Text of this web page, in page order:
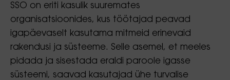
SSO on eriti kasulik suuremates
organisatsioonides, kus töötajad peavad
igapäevaselt kasutama mitmeid erinevaid
rakendusi ja süsteeme. Selle asemel, et meeles
pidada ja sisestada eraldi paroole igasse
süsteemi, saavad kasutajad ühe turvalise